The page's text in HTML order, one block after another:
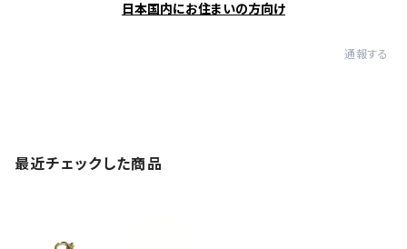
日本国内にお住まいの方向け
通報する
最近チェックした商品